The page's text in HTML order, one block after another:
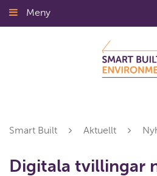
Gå
till
Meny
Smart Built Aktuellt
Digitala tvillingar